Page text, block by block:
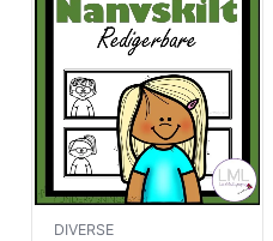
DIVERSE